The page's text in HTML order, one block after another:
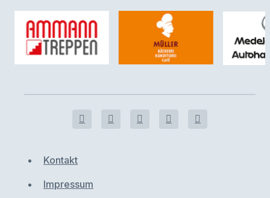
Kontakt
Impressum